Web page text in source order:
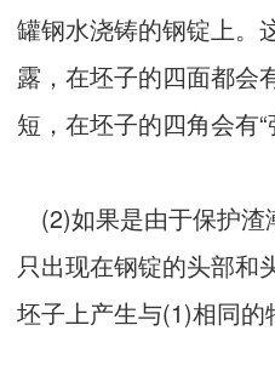
罐钢水浇铸的钢锭上。
露，在坯子的四面都会
短，在坯子的四角会有“
(2)如果是由于保护渣
只出现在钢锭的头部和
坯子上产生与(1)相同的